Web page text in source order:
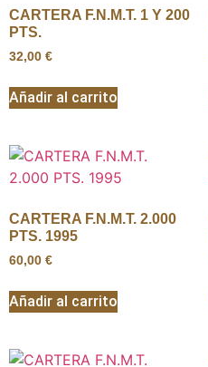
CARTERA F.N.M.T. 1 Y 200
PTS.
32,00 €
Añadir al carrito
CARTERA F.N.M.T. 2.000
PTS. 1995
60,00 €
Añadir al carrito